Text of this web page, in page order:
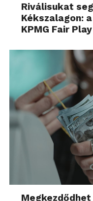
Riválisukat
Kékszalagon:
KPMG Fair
Megkezdődhet